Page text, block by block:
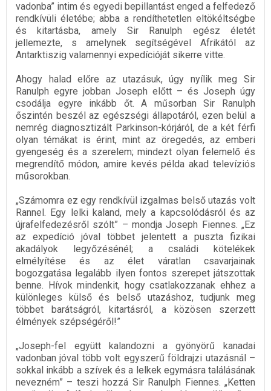
vadonba” intim és egyedi bepillantást enged a felfedező
rendkívüli életébe; abba a rendíthetetlen eltökéltségbe
és kitartásba, amely Sir Ranulph egész életét
jellemezte, s amelynek segítségével Afrikától az
Antarktiszig valamennyi expedícióját sikerre vitte.
Ahogy halad előre az utazásuk, úgy nyílik meg Sir
Ranulph egyre jobban Joseph előtt – és Joseph úgy
csodálja egyre inkább őt. A műsorban Sir Ranulph
őszintén beszél az egészségi állapotáról, ezen belül a
nemrég diagnosztizált Parkinson-kórjáról, de a két férfi
olyan témákat is érint, mint az öregedés, az emberi
gyengeség és a szerelem; mindezt olyan felemelő és
megrendítő módon, amire kevés példa akad televíziós
műsorokban.
„Számomra ez egy rendkívül izgalmas belső utazás volt
Rannel. Egy lelki kaland, mely a kapcsolódásról és az
újrafelfedezésről szólt” – mondja Joseph Fiennes. „Ez
az expedíció jóval többet jelentett a puszta fizikai
akadályok legyőzésénél; a családi kötelékek
elmélyítése és az élet váratlan csavarjainak
bogozgatása legalább ilyen fontos szerepet játszottak
benne. Hívok mindenkit, hogy csatlakozzanak ehhez a
különleges külső és belső utazáshoz, tudjunk meg
többet barátságról, kitartásról, a közösen szerzett
élmények szépségéről!”
„Joseph-fel együtt kalandozni a gyönyörű kanadai
vadonban jóval több volt egyszerű földrajzi utazásnál –
sokkal inkább a szívek és a lelkek egymásra találásának
nevezném” – teszi hozzá Sir Ranulph Fiennes. „Ketten